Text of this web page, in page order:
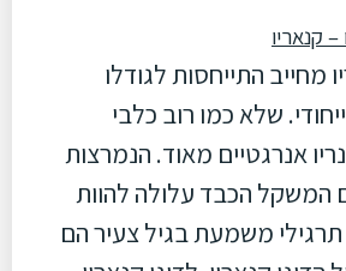
מחייב התייחסות לגודלו
שלא כמו רוב כלבי
אנרגטיים מאוד. הנמרצות
הכבד עלולה להוות
תרגילי משמעת בגיל צעיר הם